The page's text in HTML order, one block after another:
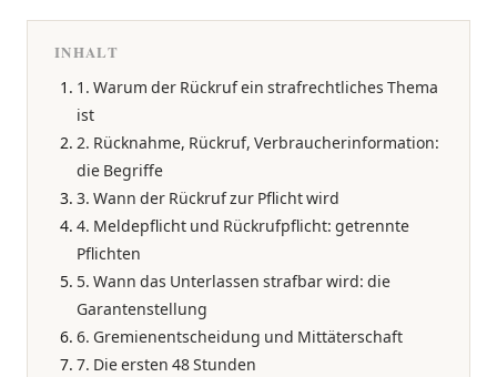
INHALT
1. Warum der Rückruf ein strafrechtliches Thema
ist
2. Rücknahme, Rückruf, Verbraucherinformation:
die Begriffe
3. Wann der Rückruf zur Pflicht wird
4. Meldepflicht und Rückrufpflicht: getrennte
Pflichten
5. Wann das Unterlassen strafbar wird: die
Garantenstellung
6. Gremienentscheidung und Mittäterschaft
7. Die ersten 48 Stunden